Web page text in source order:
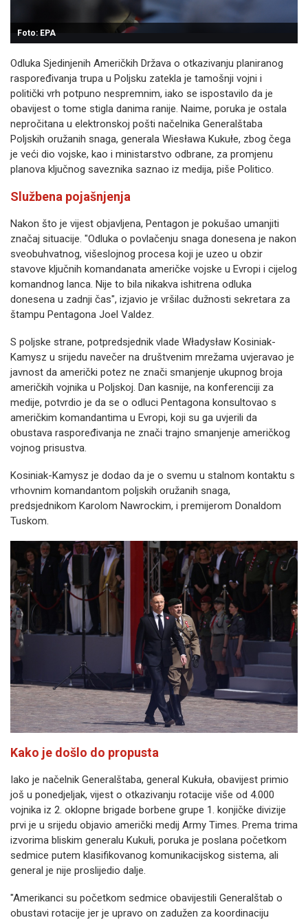
Foto: EPA
Odluka Sjedinjenih Američkih Država o otkazivanju planiranog
raspoređivanja trupa u Poljsku zatekla je tamošnji vojni i
politički vrh potpuno nespremnim, iako se ispostavilo da je
obavijest o tome stigla danima ranije. Naime, poruka je ostala
nepročitana u elektronskoj pošti načelnika Generalštaba
Poljskih oružanih snaga, generala Wiesława Kukułe, zbog čega
je veći dio vojske, kao i ministarstvo odbrane, za promjenu
planova ključnog saveznika saznao iz medija, piše Politico.
Službena pojašnjenja
Nakon što je vijest objavljena, Pentagon je pokušao umanjiti
značaj situacije. "Odluka o povlačenju snaga donesena je nakon
sveobuhvatnog, višeslojnog procesa koji je uzeo u obzir
stavove ključnih komandanata američke vojske u Evropi i cijelog
komandnog lanca. Nije to bila nikakva ishitrena odluka
donesena u zadnji čas", izjavio je vršilac dužnosti sekretara za
štampu Pentagona Joel Valdez.
S poljske strane, potpredsjednik vlade Władysław Kosiniak-
Kamysz u srijedu navečer na društvenim mrežama uvjeravao je
javnost da američki potez ne znači smanjenje ukupnog broja
američkih vojnika u Poljskoj. Dan kasnije, na konferenciji za
medije, potvrdio je da se o odluci Pentagona konsultovao s
američkim komandantima u Evropi, koji su ga uvjerili da
obustava raspoređivanja ne znači trajno smanjenje američkog
vojnog prisustva.
Kosiniak-Kamysz je dodao da je o svemu u stalnom kontaktu s
vrhovnim komandantom poljskih oružanih snaga,
predsjednikom Karolom Nawrockim, i premijerom Donaldom
Tuskom.
Kako je došlo do propusta
Iako je načelnik Generalštaba, general Kukuła, obavijest primio
još u ponedjeljak, vijest o otkazivanju rotacije više od 4.000
vojnika iz 2. oklopne brigade borbene grupe 1. konjičke divizije
prvi je u srijedu objavio američki medij Army Times. Prema trima
izvorima bliskim generalu Kukułi, poruka je poslana početkom
sedmice putem klasifikovanog komunikacijskog sistema, ali
general je nije proslijedio dalje.
"Amerikanci su početkom sedmice obavijestili Generalštab o
obustavi rotacije jer je upravo on zadužen za koordinaciju